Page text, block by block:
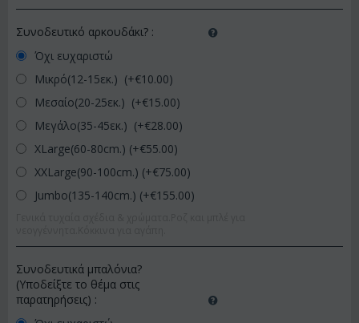
Συνοδευτικό αρκουδάκι? :
Όχι ευχαριστώ
Μικρό(12-15εκ.) (+€10.00)
Μεσαίο(20-25εκ.) (+€15.00)
Μεγάλο(35-45εκ.) (+€28.00)
XLarge(60-80cm.) (+€55.00)
XXLarge(90-100cm.) (+€75.00)
Jumbo(135-140cm.) (+€155.00)
Συνοδευτικά μπαλόνια?
(Υποδείξτε το θέμα στις
παρατηρήσεις) :